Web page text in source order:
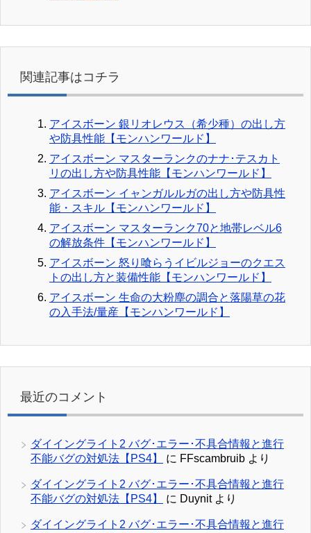
関連記事はコチラ
アイスボーン 銀リオレウス（希少種）の出し方
や防具性能【モンハンワールド】
アイスボーン マスターランクのナナ･テスカト
リの出し方や防具性能【モンハンワールド】
アイスボーン イャンガルルガの出し方や防具性
能・スキル【モンハンワールド】
アイスボーン マスターランク70と地帯レベル6
の解放条件【モンハンワールド】
アイスボーン 怒り喰らうイビルジョーのクエス
トの出し方と装備性能【モンハンワールド】
アイスボーン 生命の大粉塵の調合と落陽草の花
の入手法/量産【モンハンワールド】
最近のコメント
ダイイングライト2 バグ･エラー･不具合情報と進行
不能バグの対処法【PS4】
に FFscambruib より
ダイイングライト2 バグ･エラー･不具合情報と進行
不能バグの対処法【PS4】
に Duynitより
ダイイングライト2 バグ･エラー･不具合情報と進行